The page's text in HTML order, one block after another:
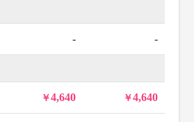
- -
4,640 4,640